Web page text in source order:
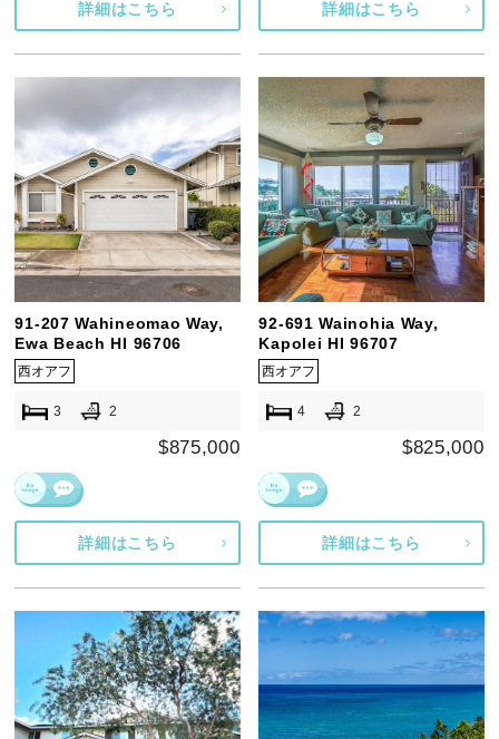
詳細はこちら 詳細はこちら
91-207 Wahineomao Way,
Ewa Beach HI 96706
西オアフ
3 2
$875,000
詳細はこちら
92-691 Wainohia Way,
Kapolei HI 96707
西オアフ
4 2
$825,000
詳細はこちら